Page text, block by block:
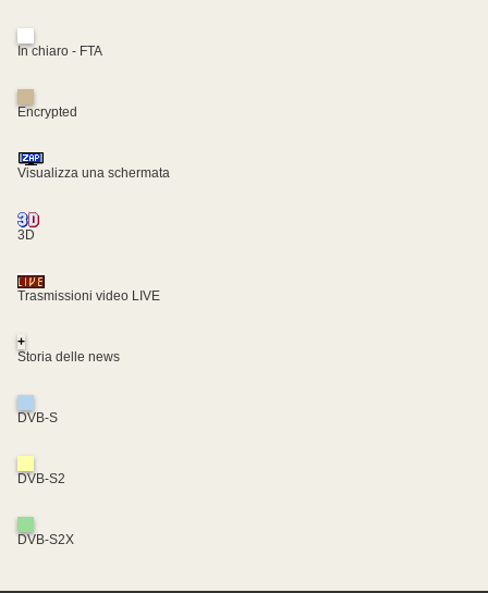
In chiaro - FTA
Encrypted
Visualizza una schermata
3D
Trasmissioni video LIVE
+
Storia delle news
DVB-S
DVB-S2
DVB-S2X